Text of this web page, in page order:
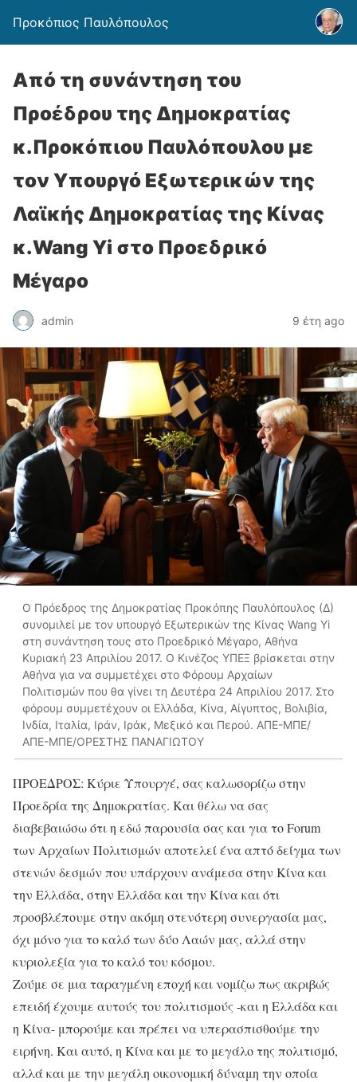
Προκόπιος Παυλόπουλος
Από τη συνάντηση του
Προέδρου της Δημοκρατίας
κ.Προκόπιου Παυλόπουλου με
τον Υπουργό Εξωτερικών της
Λαϊκής Δημοκρατίας της Κίνας
κ.Wang Yi στο Προεδρικό
Μέγαρο
admin 9 έτη ago
Ο Πρόεδρος της Δημοκρατίας Προκόπης Παυλόπουλος (Δ)
συνομιλεί με τον υπουργό Εξωτερικών της Κίνας Wang Yi
στη συνάντηση τους στο Προεδρικό Μέγαρο, Αθήνα
Κυριακή 23 Απριλίου 2017. Ο Κινέζος ΥΠΕΞ βρίσκεται στην
Αθήνα για να συμμετέχει στο Φόρουμ Αρχαίων
Πολιτισμών που θα γίνει τη Δευτέρα 24 Απριλίου 2017. Στο
φόρουμ συμμετέχουν οι Ελλάδα, Κίνα, Αίγυπτος, Βολιβία,
Ινδία, Ιταλία, Ιράν, Ιράκ, Μεξικό και Περού. ΑΠΕ-ΜΠΕ/
ΑΠΕ-ΜΠΕ/ΟΡΕΣΤΗΣ ΠΑΝΑΓΙΩΤΟΥ
ΠΡΟΕΔΡΟΣ: Κύριε Υπουργέ, σας καλωσορίζω στην
Προεδρία της Δημοκρατίας. Και θέλω να σας
διαβεβαιώσω ότι η εδώ παρουσία σας και για το Forum
των Αρχαίων Πολιτισμών αποτελεί ένα απτό δείγμα των
στενών δεσμών που υπάρχουν ανάμεσα στην Κίνα και
την Ελλάδα, στην Ελλάδα και την Κίνα και ότι
προσβλέπουμε στην ακόμη στενότερη συνεργασία μας,
όχι μόνο για το καλό των δύο Λαών μας, αλλά στην
κυριολεξία για το καλό του κόσμου.
Ζούμε σε μια ταραγμένη εποχή και νομίζω πως ακριβώς
επειδή έχουμε αυτούς του πολιτισμούς -και η Ελλάδα και
η Κίνα- μπορούμε και πρέπει να υπερασπισθούμε την
ειρήνη. Και αυτό, η Κίνα και με το μεγάλο της πολιτισμό,
αλλά και με την μεγάλη οικονομική δύναμη την οποία